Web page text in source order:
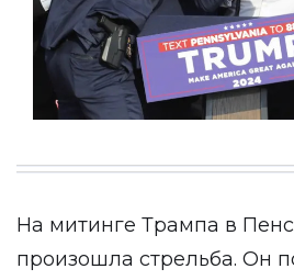
На митинге Трампа в
произошла стрельба. Он